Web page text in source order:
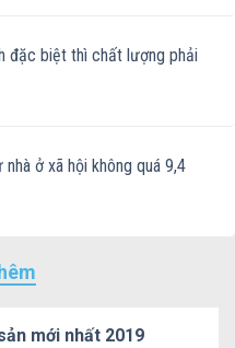
đặc biệt thì chất lượng phải
ở xã hội không quá 9,4
mới nhất 2019